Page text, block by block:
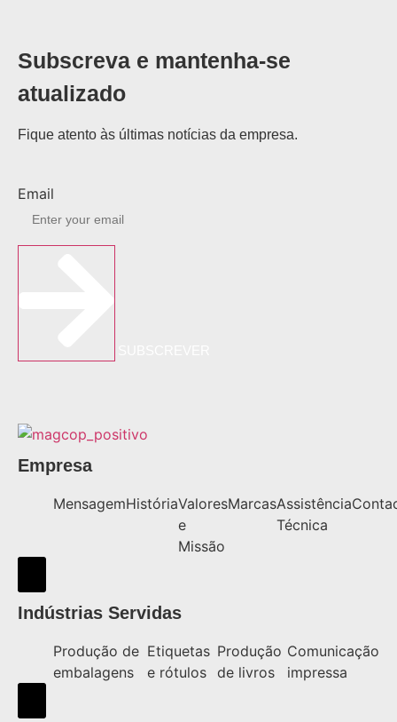
Subscreva e mantenha-se
atualizado
Fique atento às últimas notícias da empresa.
Email
Empresa
MensagemHistóriaValores
e
Missão
MarcasAssistência
Técnica
Indústrias Servidas
Produção de
embalagens
Etiquetas
e rótulos
Produção
de livros
Comunicação
impressa